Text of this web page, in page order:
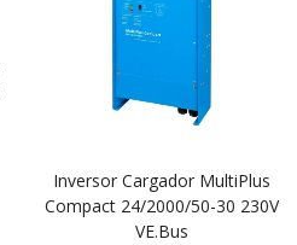
Inversor Cargador MultiPlus
Compact 24/2000/50-30 230V
VE.Bus